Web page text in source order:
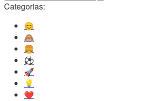
Categorias:
😊️
🙈️
🍔️
⚽️
🚀️
💡️
❤️